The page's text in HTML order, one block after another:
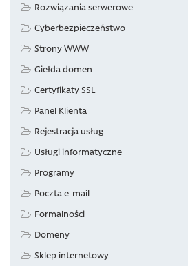
Rozwiązania serwerowe
Cyberbezpieczeństwo
Strony WWW
Giełda domen
Certyfikaty SSL
Panel Klienta
Rejestracja usług
Usługi informatyczne
Programy
Poczta e-mail
Formalności
Domeny
Sklep internetowy